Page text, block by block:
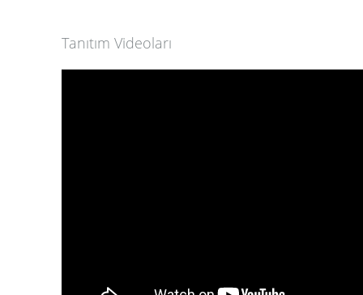
Tanıtım Videoları